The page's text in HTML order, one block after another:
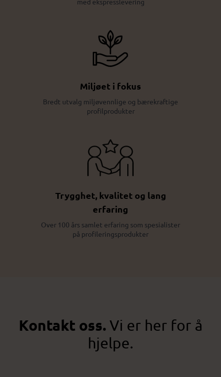
Miljøet i fokus
Bredt utvalg miljøvennlige og bærekraftige
profilprodukter
Trygghet, kvalitet og lang
erfaring
Over 100 års samlet erfaring som spesialister
på profileringsprodukter
Kontakt oss.Vi er her for å
hjelpe.